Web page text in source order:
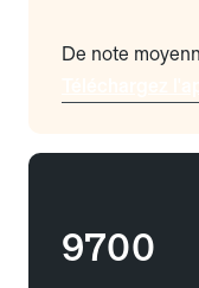
De note
9700